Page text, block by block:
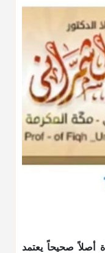
أصلاً صحيحاً يعتمد